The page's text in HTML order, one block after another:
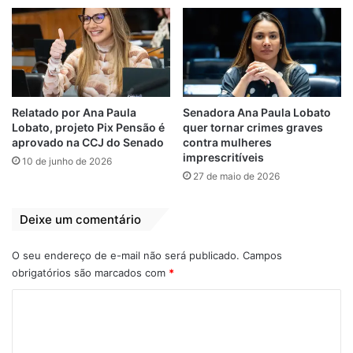
reciclagem. A aprovação deste projeto é
importante para manter a atividade dos
catadores. Vou me empenhar para que a
análise do texto seja feita logo”, ressaltou.
catador PIS/Cofins Senado
Weverton
Relatado por Ana Paula
Lobato, projeto Pix Pensão é
aprovado na CCJ do Senado
10 de junho de 2026
Senadora Ana Paula Lobato
quer tornar crimes graves
contra mulheres
imprescritíveis
27 de maio de 2026
Deixe um comentário
O seu endereço de e-mail não será publicado. Campos
obrigatórios são marcados com *